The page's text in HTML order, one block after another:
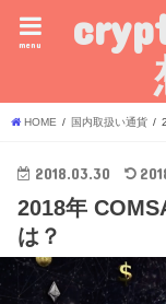
menu
HOME 国内取扱い通貨
2018.03.30
2018年
は？